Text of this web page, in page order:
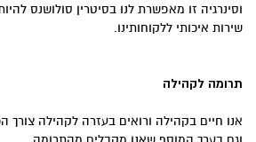
וסינרגיה זו מאפשרת לנו בסיטרין סולושנס
שירות איכותי ללקוחותינו.
תרומה לקהילה
אנו חיים בקהילה ורואים בעזרה לקהילה